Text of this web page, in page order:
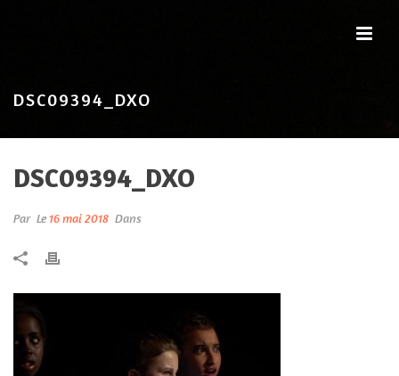
DSC09394_DXO
DSC09394_DXO
Par Le16 mai 2018 Dans